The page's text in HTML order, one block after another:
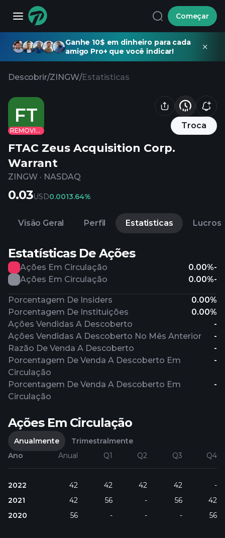
Começar
Ganhe 10$ em dinheiro para cada
amigo Pro+ que você indicar!
Descobrir/ZINGW/Estatisticas
FT
REMOVIDO
Troca
FTAC Zeus Acquisition Corp.
Warrant
ZINGW · NASDAQ
0.03USD0.0013.64%
Visão Geral Perfil Estatisticas Lucros
Estatísticas De Ações
Ações Em Circulação 0.00%-
Ações Em Circulação
0.00%-
Porcentagem De Insiders
0.00%
Porcentagem De Instituições
0.00%
Ações Vendidas A Descoberto
-
Ações Vendidas A Descoberto No Mês Anterior
-
Razão De Venda A Descoberto
-
Porcentagem De Venda A Descoberto Em
Circulação
-
Porcentagem De Venda A Descoberto Em
Circulação
-
Ações Em Circulação
Anualmente
Trimestralmente
Ano
Anual Q1 Q2 Q3 Q4
2022 42 42 42 42
-
2021
42 56 - 56
42
2020
56 - - - 56